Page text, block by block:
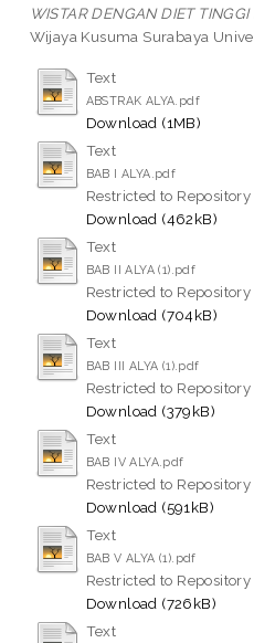
WISTAR DENGAN DIET TINGGI
Wijaya Kusuma Surabaya
Text
ABSTRAK ALYA.pdf
Download (1MB)
Text
BAB I ALYA.pdf
Restricted to
Download (462kB)
Text
BAB II ALYA (1).pdf
Restricted to
Download (704kB)
Text
BAB III ALYA (1).pdf
Restricted to
Download (379kB)
Text
BAB IV ALYA.pdf
Restricted to
Download (591kB)
Text
BAB V ALYA (1).pdf
Restricted to
Download (726kB)
Text